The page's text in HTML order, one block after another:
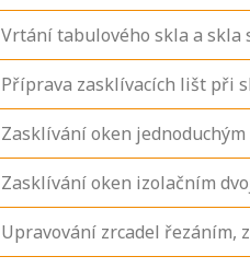
Vrtání tabulového skla a skla
Příprava zasklívacích lišt při
Zasklívání oken jednoduchým
Zasklívání oken izolačním
Upravování zrcadel řezáním,